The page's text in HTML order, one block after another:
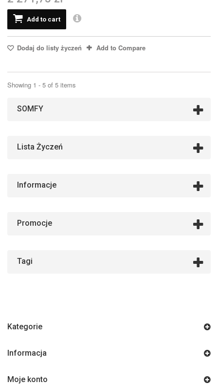
Add to cart
Dodaj do listy życzeń Add to Compare
Showing 1 - 5 of 5 items
SOMFY
Lista Życzeń
Informacje
Promocje
Tagi
Kategorie
Informacja
Moje konto